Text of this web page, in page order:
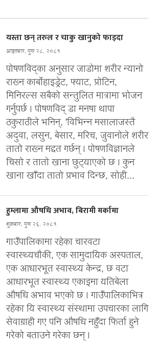
यस्ता छन् तरुल र चाकु खानुको फाइदा
आइतबार, पुस २८, २०८१
पोषणविद्का अनुसार जाडोमा शरीर न्यानो
राख्न कार्बोहाइड्रेट, फ्याट, प्रोटिन,
मिनिरल्स सबैको सन्तुलित मात्रामा भोजन
गर्नुपर्छ । पोषणविद् डा मनषा थापा
ठकुराठीले भनिन्, 'विभिन्न मसालाजस्तै
अदुवा, लसुन, बेसार, मरिच, जुवानोले शरीर
तातो राख्न मद्दत गर्छन् । पोषणविज्ञानले
चिसो र तातो खाना छुट्याएको छ । कुन
खाना खाँदा तातो प्रभाव दिन्छ, सोही...
हुम्लामा औषधि अभाव, बिरामी मर्कामा
शुक्रबार, पुस २६, २०८१
गाउँपालिकामा रहेका चारवटा
स्वास्थ्यचौकी, एक सामुदायिक अस्पताल,
एक आधारभूत स्वास्थ्य केन्द्र, छ वटा
आधारभूत स्वास्थ्य एकाइमा यतिबेला
औषधि अभाव भएको छ । गाउँपालिकाभित्र
रहेका यि स्वास्थ्य संस्थामा उपचारका लागि
सेवाग्राही गए पनि औषधि नहुँदा फिर्ता हुने
गरेको बताउने गरेका छन् ।